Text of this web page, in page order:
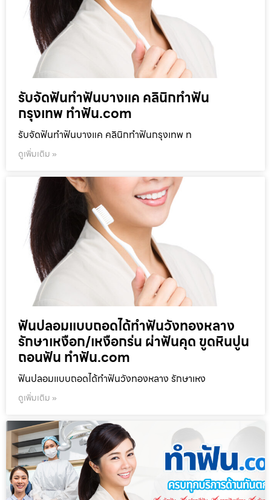
รับจัดฟันทำฟันบางแค คลินิกทำฟัน
กรุงเทพ ทำฟัน.com
รับจัดฟันทำฟันบางแค คลินิกทำฟันกรุงเทพ ท
ดูเพิ่มเติม »
ฟันปลอมแบบถอดได้ทำฟันวังทองหลาง
รักษาเหงือก/เหงือกร่น ผ่าฟันคุด ขูดหินปูน
ถอนฟัน ทำฟัน.com
ฟันปลอมแบบถอดได้ทำฟันวังทองหลาง รักษาเหง
ดูเพิ่มเติม »